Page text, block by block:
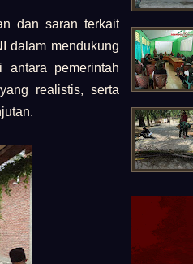
dan saran terkait
dalam mendukung
antara pemerintah
realistis, serta